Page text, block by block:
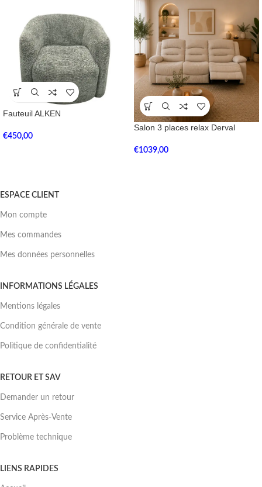
Fauteuil ALKEN
€450,00
Salon 3 places relax Derval
€1039,00
ESPACE CLIENT
Mon compte
Mes commandes
Mes données personnelles
INFORMATIONS LÉGALES
Mentions légales
Condition générale de vente
Politique de confidentialité
RETOUR ET SAV
Demander un retour
Service Après-Vente
Problème technique
LIENS RAPIDES